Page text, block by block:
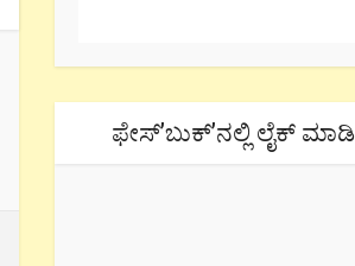
ಫೇಸ್’ಬುಕ್’ನಲ್ಲಿ ಲೈಕ್ ಮಾಡಿ